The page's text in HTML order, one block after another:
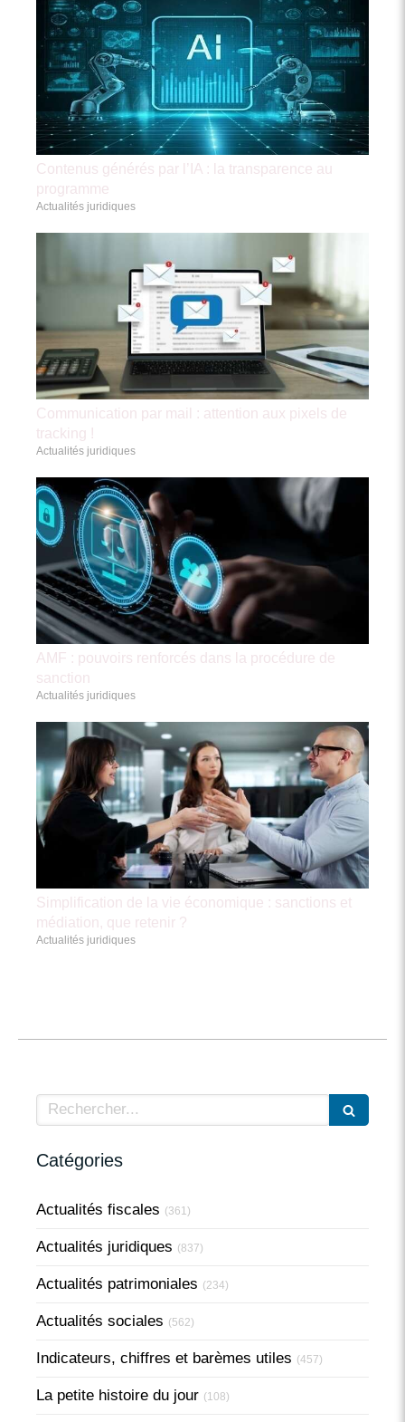
Contenus générés par l’IA : la transparence au
programme
Actualités juridiques
Communication par mail : attention aux pixels de
tracking !
Actualités juridiques
AMF : pouvoirs renforcés dans la procédure de
sanction
Actualités juridiques
Simplification de la vie économique : sanctions et
médiation, que retenir ?
Actualités juridiques
Rechercher
Catégories
Actualités fiscales (361)
Actualités juridiques (837)
Actualités patrimoniales (234)
Actualités sociales (562)
Indicateurs, chiffres et barèmes utiles (457)
La petite histoire du jour (108)